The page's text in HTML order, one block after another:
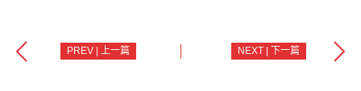
PREV | 上一篇 NEXT | 下一篇